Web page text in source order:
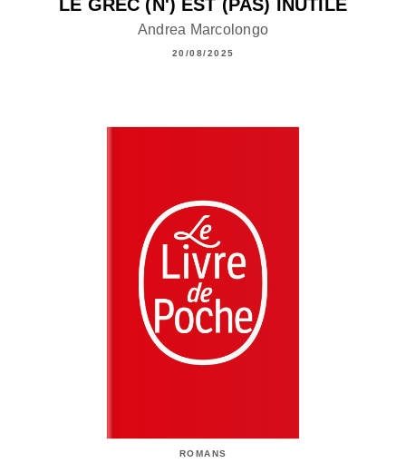
LE GREC (N') EST (PAS) INUTILE
Andrea Marcolongo
20/08/2025
ROMANS